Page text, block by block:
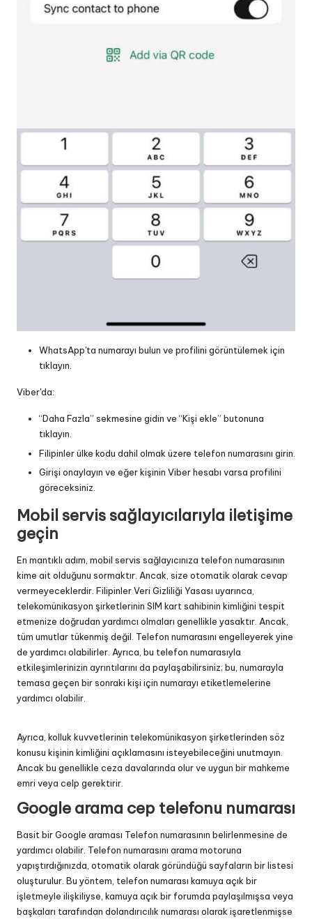
WhatsApp'ta numarayı bulun ve profilini görüntülemek için
tıklayın.
Viber'da:
“Daha Fazla” sekmesine gidin ve “Kişi ekle” butonuna
tıklayın.
Filipinler ülke kodu dahil olmak üzere telefon numarasını girin.
Girişi onaylayın ve eğer kişinin Viber hesabı varsa profilini
göreceksiniz.
Mobil servis sağlayıcılarıyla iletişime
geçin
En mantıklı adım, mobil servis sağlayıcınıza telefon numarasının
kime ait olduğunu sormaktır. Ancak, size otomatik olarak cevap
vermeyeceklerdir. Filipinler Veri Gizliliği Yasası uyarınca,
telekomünikasyon şirketlerinin SIM kart sahibinin kimliğini tespit
etmenize doğrudan yardımcı olmaları genellikle yasaktır. Ancak,
tüm umutlar tükenmiş değil. Telefon numarasını engelleyerek yine
de yardımcı olabilirler. Ayrıca, bu telefon numarasıyla
etkileşimlerinizin ayrıntılarını da paylaşabilirsiniz; bu, numarayla
temasa geçen bir sonraki kişi için numarayı etiketlemelerine
yardımcı olabilir.
Ayrıca, kolluk kuvvetlerinin telekomünikasyon şirketlerinden söz
konusu kişinin kimliğini açıklamasını isteyebileceğini unutmayın.
Ancak bu genellikle ceza davalarında olur ve uygun bir mahkeme
emri veya celp gerektirir.
Google arama cep telefonu numarası
Basit birGoogle araması Telefon numarasının belirlenmesine de
yardımcı olabilir. Telefon numarasını arama motoruna
yapıştırdığınızda, otomatik olarak göründüğü sayfaların bir listesi
oluşturulur. Bu yöntem, telefon numarası kamuya açık bir
işletmeyle ilişkiliyse, kamuya açık bir forumda paylaşılmışsa veya
başkaları tarafından dolandırıcılık numarası olarak işaretlenmişse